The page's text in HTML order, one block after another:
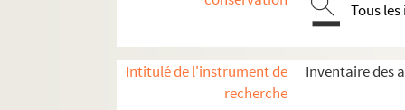
Tous
Intitulé de l'instrument de
recherche
Inventaire des
4-AFF-005034-(06). Les
4-AFF-005034-(08). Le